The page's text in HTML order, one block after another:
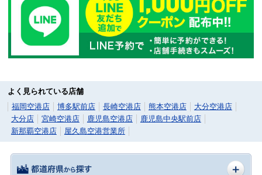
よく見られている店舗
福岡空港店
博多駅前店 長崎空港店 熊本空港店
大分空港店
大分店
宮崎空港店 鹿児島空港店
鹿児島中央駅前店
新那覇空港店
屋久島空港営業所